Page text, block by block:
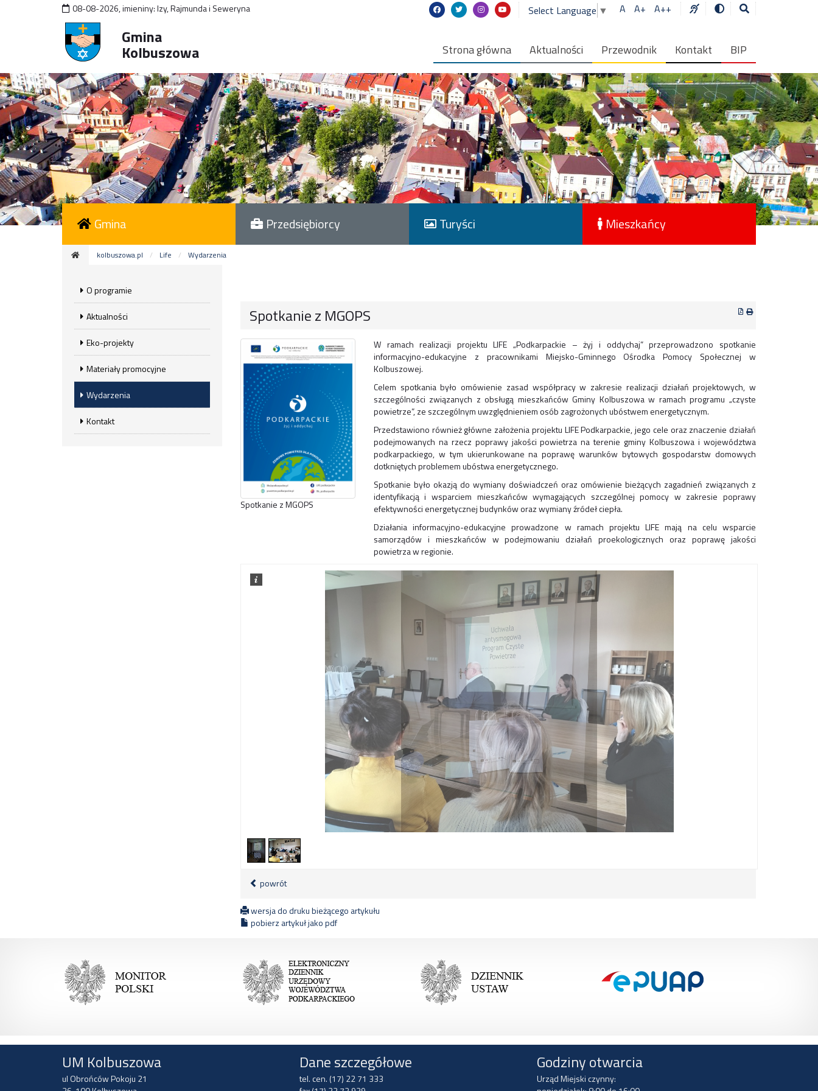
08-08-2026,imieniny:Izy, Rajmunda i Seweryna A A+ A++
Select Language ▼
Gmina
Kolbuszowa Strona główna Aktualności Przewodnik Kontakt BIP
Gmina Przedsiębiorcy Turyści Mieszkańcy
kolbuszowa.pl Life Wydarzenia
O programie
Aktualności
Eko-projekty
Materiały promocyjne
Wydarzenia
Kontakt
Spotkanie z MGOPS
Spotkanie z MGOPS
W ramach realizacji projektu LIFE „Podkarpackie – żyj i oddychaj” przeprowadzono spotkanie
informacyjno-edukacyjne z pracownikami Miejsko-Gminnego Ośrodka Pomocy Społecznej w
Kolbuszowej.
Celem spotkania było omówienie zasad współpracy w zakresie realizacji działań projektowych, w
szczególności związanych z obsługą mieszkańców Gminy Kolbuszowa w ramach programu „czyste
powietrze”, ze szczególnym uwzględnieniem osób zagrożonych ubóstwem energetycznym.
Przedstawiono również główne założenia projektu LIFE Podkarpackie, jego cele oraz znaczenie działań
podejmowanych na rzecz poprawy jakości powietrza na terenie gminy Kolbuszowa i województwa
podkarpackiego, w tym ukierunkowane na poprawę warunków bytowych gospodarstw domowych
dotkniętych problemem ubóstwa energetycznego.
Spotkanie było okazją do wymiany doświadczeń oraz omówienie bieżących zagadnień związanych z
identyfikacją i wsparciem mieszkańców wymagających szczególnej pomocy w zakresie poprawy
efektywności energetycznej budynków oraz wymiany źródeł ciepła.
Działania informacyjno-edukacyjne prowadzone w ramach projektu LIFE mają na celu wsparcie
samorządów i mieszkańców w podejmowaniu działań proekologicznych oraz poprawę jakości
powietrza w regionie.
powrót
wersja do druku bieżącego artykułu
pobierz artykuł jako pdf
UM Kolbuszowa
ul Obrońców Pokoju 21
Dane szczegółowe
tel. cen. (17) 22 71 333
Godziny otwarcia
Urząd Miejski czynny: